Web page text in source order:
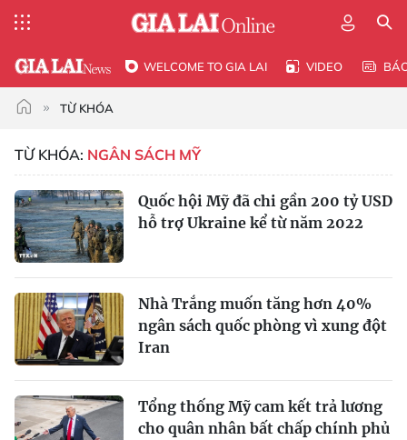
WELCOME TO GIA LAI VIDEO
TỪ KHÓA
TỪ KHÓA: NGÂN SÁCH MỸ
Quốc hội Mỹ đã chi gần 200 tỷ USD
hỗ trợ Ukraine kể từ năm 2022
Nhà Trắng muốn tăng hơn 40%
ngân sách quốc phòng vì xung đột
Iran
Tổng thống Mỹ cam kết trả lương
cho quân nhân bất chấp chính phủ